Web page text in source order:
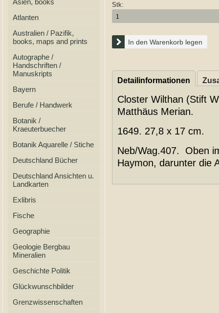
Asien, books
Atlanten
Australien / Pazifik,
books, maps and prints
Autographe /
Handschriften /
Manuskripts
Bayern
Berufe / Handwerk
Botanik /
Kraeuterbuecher
Botanik Aquarelle / Stiche
Deutschland Bücher
Deutschland Ansichten u.
Landkarten
Exlibris
Fische
Geographie
Geologie Bergbau
Mineralien
Geschichte Politik
Glückwunschbilder
Grenzwissenschaften
Stk:
In den Warenkorb legen
Detailinformationen
Closter Wilthan (Stift
Matthäus Merian.
1649. 27,8 x 17 cm.
Neb/Wag.407. Oben
Haymon, darunter die